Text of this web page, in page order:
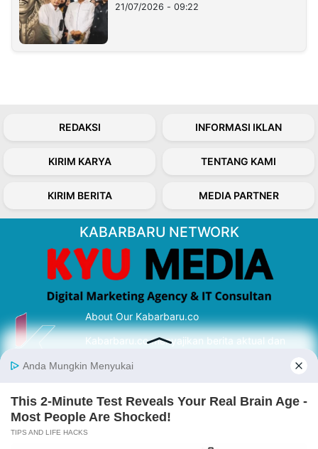
21/07/2026 - 09:22
REDAKSI INFORMASI IKLAN
KIRIM KARYA TENTANG KAMI
KIRIM BERITA MEDIA PARTNER
KABARBARU NETWORK
About Our Kabarbaru.co
Kabarbaru.co menyajikan berita aktual dan
serta terverifikasi dari sumber yang tepat.
Follow Kabarbaru